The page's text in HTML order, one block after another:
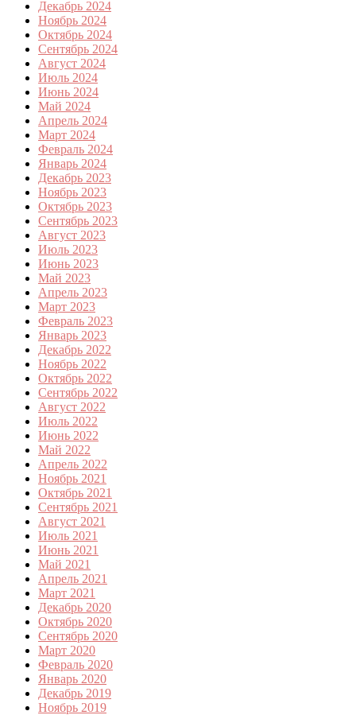
Декабрь 2024
Ноябрь 2024
Октябрь 2024
Сентябрь 2024
Август 2024
Июль 2024
Июнь 2024
Май 2024
Апрель 2024
Март 2024
Февраль 2024
Январь 2024
Декабрь 2023
Ноябрь 2023
Октябрь 2023
Сентябрь 2023
Август 2023
Июль 2023
Июнь 2023
Май 2023
Апрель 2023
Март 2023
Февраль 2023
Январь 2023
Декабрь 2022
Ноябрь 2022
Октябрь 2022
Сентябрь 2022
Август 2022
Июль 2022
Июнь 2022
Май 2022
Апрель 2022
Ноябрь 2021
Октябрь 2021
Сентябрь 2021
Август 2021
Июль 2021
Июнь 2021
Май 2021
Апрель 2021
Март 2021
Декабрь 2020
Октябрь 2020
Сентябрь 2020
Март 2020
Февраль 2020
Январь 2020
Декабрь 2019
Ноябрь 2019